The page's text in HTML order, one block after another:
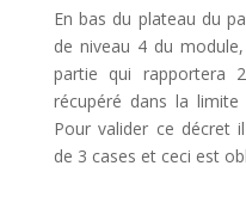
En bas du plateau du
de niveau 4 du
partie qui rapportera
récupéré dans la
Pour valider ce décret
de 3 cases et ceci est